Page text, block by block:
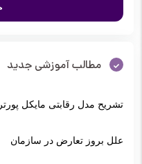
مطالب آموزشی جدید
تشریح مدل رقابتی مایکل پورتر
علل بروز تعارض در سازمان